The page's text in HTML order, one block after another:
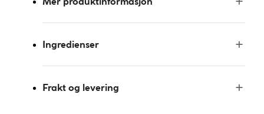
Ingredienser
Frakt og levering